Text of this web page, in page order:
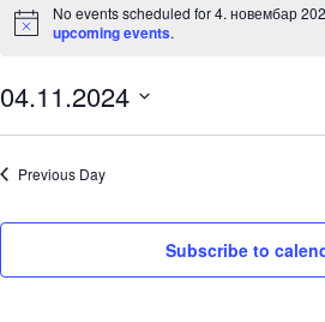
for
4.
новембар
2024.
Notice
No events scheduled for 4. новембар
upcoming events.
04.11.2024
Previous Day
Subscribe to